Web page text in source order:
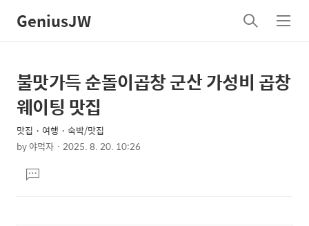
GeniusJW
검
색
메
뉴
상
세
컨
텐
본
문
제
목
불맛가득 순돌이곱창 군산 가성비 곱창
웨이팅 맛집
맛집・여행・숙박/맛집
by야먹자 2025. 8. 20. 10:26
문댓
글